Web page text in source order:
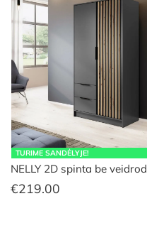
TURIME SANDĖLYJE!
NELLY 2D spinta be
€219.00